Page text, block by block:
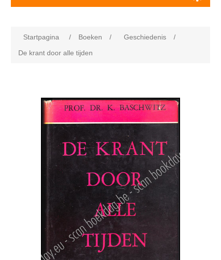
Startpagina / Boeken / Geschiedenis
/
De krant door alle tijden